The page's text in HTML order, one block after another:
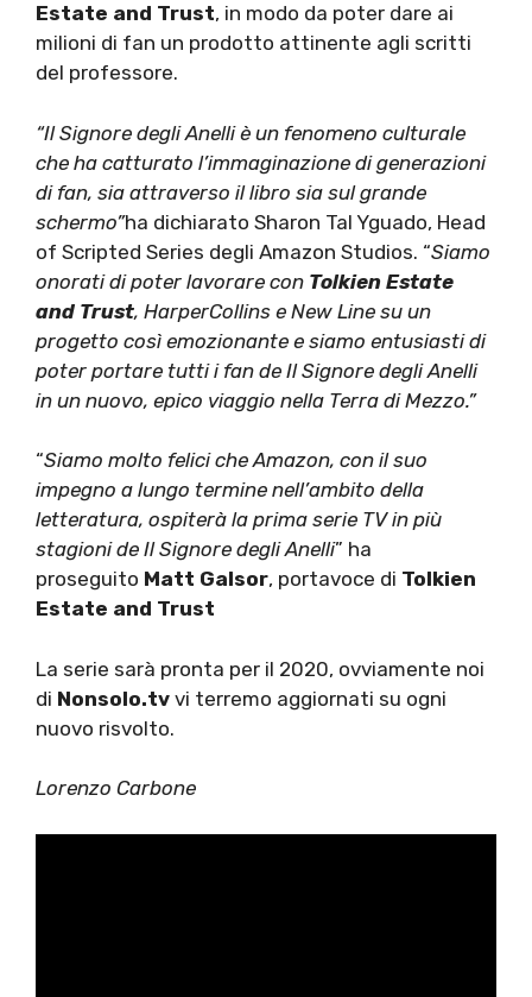
Estate and Trust, in modo da poter dare ai
milioni di fan un prodotto attinente agli scritti
del professore.
“Il Signore degli Anelli è un fenomeno culturale
che ha catturato l’immaginazione di generazioni
di fan, sia attraverso il libro sia sul grande
schermo”ha dichiarato Sharon Tal Yguado, Head
of Scripted Series degli Amazon Studios. “Siamo
onorati di poter lavorare con Tolkien Estate
and Trust, HarperCollins e New Line su un
progetto così emozionante e siamo entusiasti di
poter portare tutti i fan de Il Signore degli Anelli
in un nuovo, epico viaggio nella Terra di Mezzo.”
“Siamo molto felici che Amazon, con il suo
impegno a lungo termine nell’ambito della
letteratura, ospiterà la prima serie TV in più
stagioni de Il Signore degli Anelli” ha
proseguito Matt Galsor, portavoce di Tolkien
Estate and Trust
La serie sarà pronta per il 2020, ovviamente noi
di Nonsolo.tv vi terremo aggiornati su ogni
nuovo risvolto.
Lorenzo Carbone